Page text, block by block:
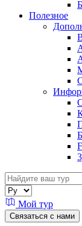
Полезное
Мой тур
Связаться с нами